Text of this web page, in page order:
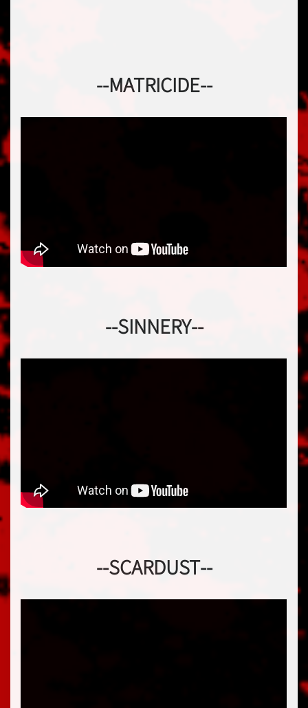
--MATRICIDE--
--SINNERY--
--SCARDUST--